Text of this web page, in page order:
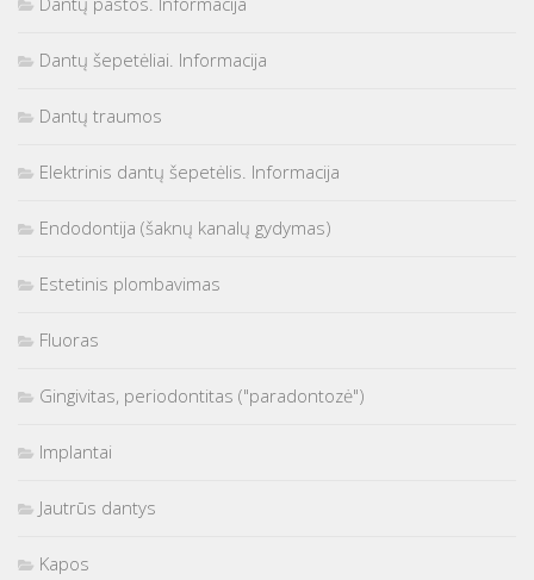
Dantų šepetėliai. Informacija
Dantų traumos
Elektrinis dantų šepetėlis. Informacija
Endodontija (šaknų kanalų gydymas)
Estetinis plombavimas
Fluoras
Gingivitas, periodontitas ("paradontozė")
Implantai
Jautrūs dantys
Kapos